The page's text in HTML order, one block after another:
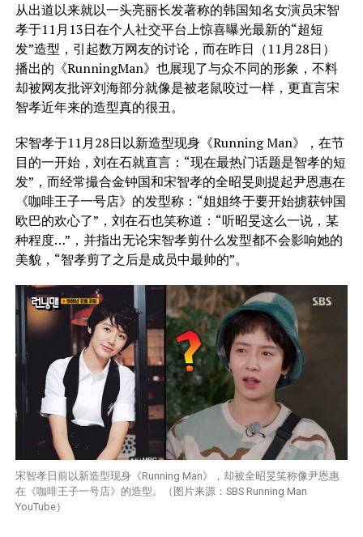
从出道以来就以一头亮丽长发著称的韩国知名女演员宋智
孝于11月13日在个人社交平台上惊喜曝光最新的“超短
发”造型，引起数万网友的讨论，而在昨日（11月28日）
播出的《RunningMan》也展现了与众不同的形象，不料
却被网友批评刘海部分就像是被老鼠咬过一样，更直言宋
智孝近年来的造型真的很丑。
宋智孝于11月28日以新造型现身《Running Man》，在节
目的一开始，刘在石就直言：“现在最热门话题是智孝的短
发”，而经常撮合金钟国和宋智孝的全昭旻则提起尹恩惠在
《咖啡王子一号店》的发型称：“姐姐终于要开始掳获钟国
欧巴的欢心了”，刘在石也笑称道：“听昭旻这么一说，某
种程度…”，并指出无论宋智孝剪什么发型都不会影响她的
美貌，“智孝剪了之后是成员中最帅的”。
宋智孝日前以新造型现身《Running Man》，却被全昭旻笑称像尹恩惠
在《咖啡王子一号店》的造型。（图片来源：SBS Running Man
YouTube）